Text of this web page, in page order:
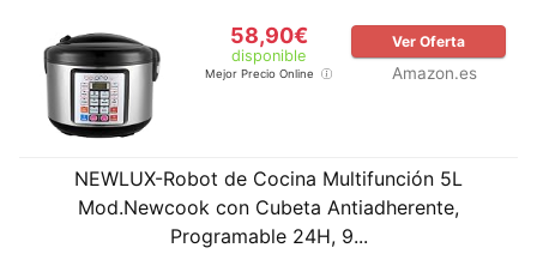
58,90€
disponible
Mejor Precio Online
Ver Oferta
Amazon.es
NEWLUX-Robot de Cocina Multifunción 5L
Mod.Newcook con Cubeta Antiadherente,
Programable 24H, 9...